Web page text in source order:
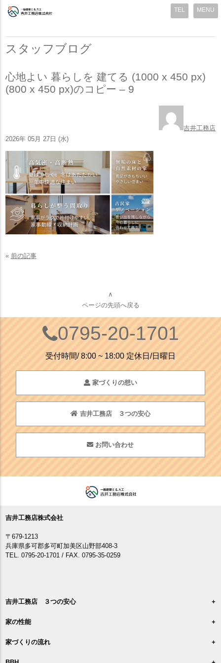
MENU
スタッフブログ
心地よい 暮らしを 建てる (1000 x 450 px)
(800 x 450 px)のコピー – 9
吉井工務店
2026年 05月 27日 (水)
« 前の記事
∧
ページの先頭へ戻る
0795-20-1701
受付時間/ 8:00 ~ 18:00 定休日/日曜日
家づくりの想い
吉井工務店 ３つの安心
お問い合わせ
吉井工務店株式会社
〒679-1213
兵庫県多可郡多可町加美区山野部408-3
TEL. 0795-20-1701 / FAX. 0795-35-0259
吉井工務店 ３つの安心
家の性能
家づくりの流れ